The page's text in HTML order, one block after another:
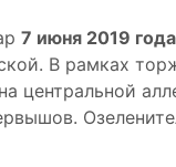
7 июня 2019 года
В рамках
центральной